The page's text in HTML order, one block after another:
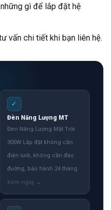
gì để lắp đặt hệ
vấn chi tiết khi bạn liên hệ.
✓
Đèn Năng Lượng MT
Đèn Năng Lượng Mặt Trời
300W Lắp đặt không cần
điện lưới, không cần đào
đường, bảo hành 24 tháng.